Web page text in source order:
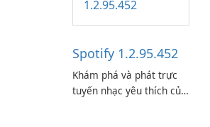
Spotify 1.2.95.452
Khám phá và phát trực
tuyến nhạc yêu thích của